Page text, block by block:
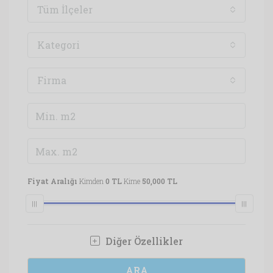
Tüm İlçeler
Kategori
Firma
Fiyat Aralığı Kimden 0 TLKime 50,000 TL
Diğer Özellikler
ARA